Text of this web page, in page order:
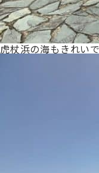
虎杖浜の海もきれい